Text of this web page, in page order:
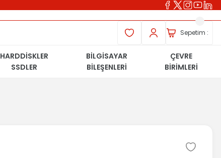
Sepetim :
HARDDİSKLER
SSDLER
BİLGİSAYAR
BİLEŞENLERİ
ÇEVRE
BİRİMLERİ